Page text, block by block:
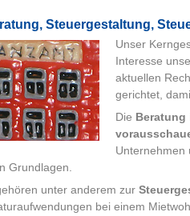
Steu­er­ge­stal­tung,
Unser
Interesse
aktuellen
gerichtet,
Die Beratung
Unternehmen
Grundlagen.
unter anderem zur
bei einem